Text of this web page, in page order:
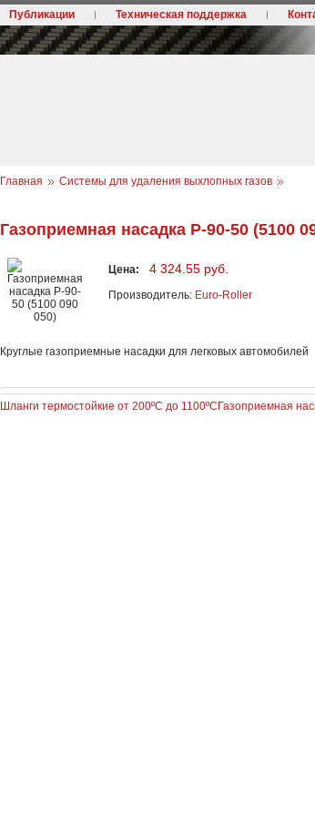
Публикации Техническая поддержка
Главная Системы для удаления выхлопных газов
Газоприемная насадка P-90-50 (5100
Цена: 4 324.55 руб.
Производитель: Euro-Roller
Круглые газоприемные насадки для легковых автомобилей
Шланги термостойкие от 200ºC до 1100ºC Газоприемная